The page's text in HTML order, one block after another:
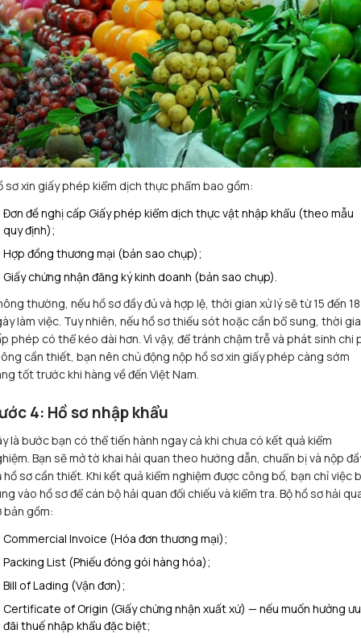
sơ xin giấy phép kiểm dịch thực phẩm bao gồm:
Đơn đề nghị cấp Giấy phép kiểm dịch thực vật nhập khẩu (theo mẫu
quy định);
Hợp đồng thương mại (bản sao chụp);
Giấy chứng nhận đăng ký kinh doanh (bản sao chụp).
thường, nếu hồ sơ đầy đủ và hợp lệ, thời gian xử lý sẽ từ 15 đến 18
làm việc. Tuy nhiên, nếu hồ sơ thiếu sót hoặc cần bổ sung, thời
phép có thể kéo dài hơn. Vì vậy, để tránh chậm trễ và phát sinh chi
cần thiết, bạn nên chủ động nộp hồ sơ xin giấy phép càng sớm
tốt trước khi hàng về đến Việt Nam.
4: Hồ sơ nhập khẩu
là bước bạn có thể tiến hành ngay cả khi chưa có kết quả kiểm
Bạn sẽ mở tờ khai hải quan theo hướng dẫn, chuẩn bị và nộp
hồ sơ cần thiết. Khi kết quả kiểm nghiệm được công bố, bạn chỉ việc
vào hồ sơ để cán bộ hải quan đối chiếu và kiểm tra. Bộ hồ sơ hải
bản gồm:
Commercial Invoice (Hóa đơn thương mại);
Packing List (Phiếu đóng gói hàng hóa);
Bill of Lading (Vận đơn);
Certificate of Origin (Giấy chứng nhận xuất xứ) — nếu muốn hưởng ưu
đãi thuế nhập khẩu đặc biệt;